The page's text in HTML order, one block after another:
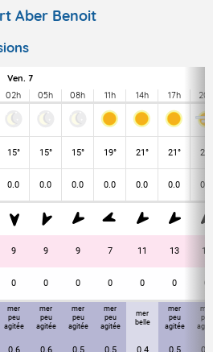
Articles
Aber Benoit
Ven. 7
02h 05h 08h 11h 14h 17h 20h
15° 15° 15° 19° 21° 21° 20°
0.0 0.0 0.0 0.0 0.0 0.0 0.0
9 9 9 7 11 13 13
0 0 0 0 0 0 0
mer
peu
agitée
mer
peu
agitée
mer
peu
agitée
mer
peu
agitée
mer
belle
mer
peu
agitée
mer
peu